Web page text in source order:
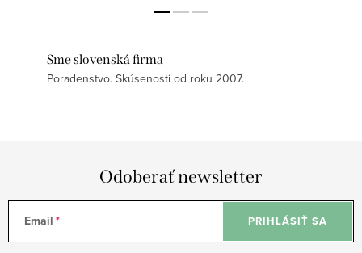
Sme slovenská firma
Poradenstvo. Skúsenosti od roku 2007.
Odoberať newsletter
Email PRIHLÁSIŤ SA